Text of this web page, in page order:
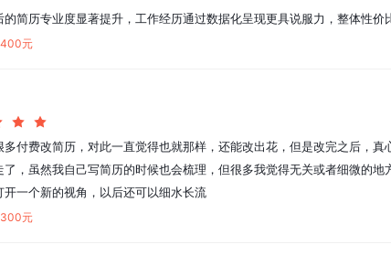
的简历专业度显著提升，工作经历通过数据化呈现更具说服力，整体性价
400元
多付费改简历，对此一直觉得也就那样，还能改出花，但是改完之后，真
了，虽然我自己写简历的时候也会梳理，但很多我觉得无关或者细微的地
开一个新的视角，以后还可以细水长流
300元